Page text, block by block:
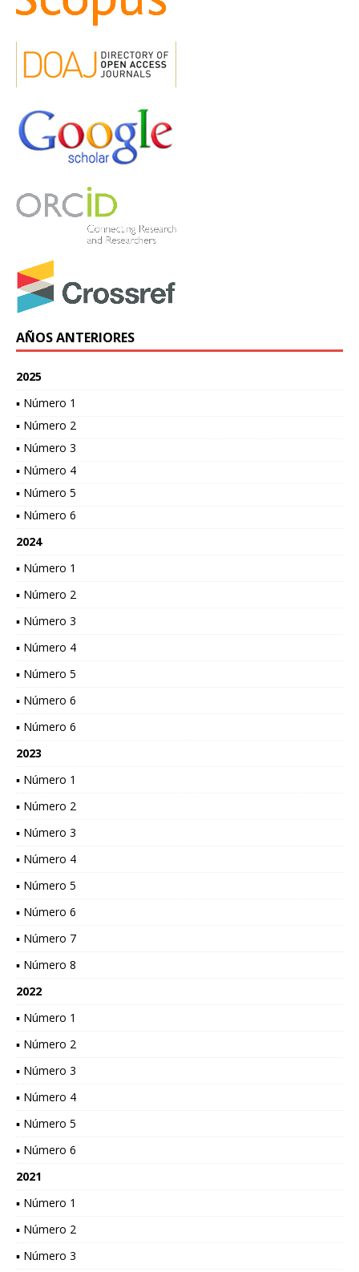
AÑOS ANTERIORES
2025
▪ Número 1
▪ Número 2
▪ Número 3
▪ Número 4
▪ Número 5
▪ Número 6
2024
▪ Número 1
▪ Número 2
▪ Número 3
▪ Número 4
▪ Número 5
▪ Número 6
▪ Número 6
2023
▪ Número 1
▪ Número 2
▪ Número 3
▪ Número 4
▪ Número 5
▪ Número 6
▪ Número 7
▪ Número 8
2022
▪ Número 1
▪ Número 2
▪ Número 3
▪ Número 4
▪ Número 5
▪ Número 6
2021
▪ Número 1
▪ Número 2
▪ Número 3